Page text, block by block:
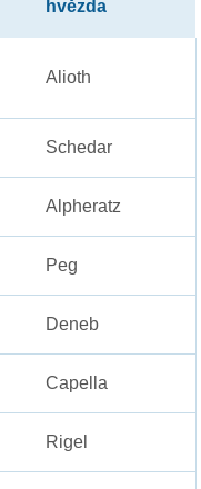
hvězda
Alioth
Schedar
Alpheratz
Peg
Deneb
Capella
Rigel